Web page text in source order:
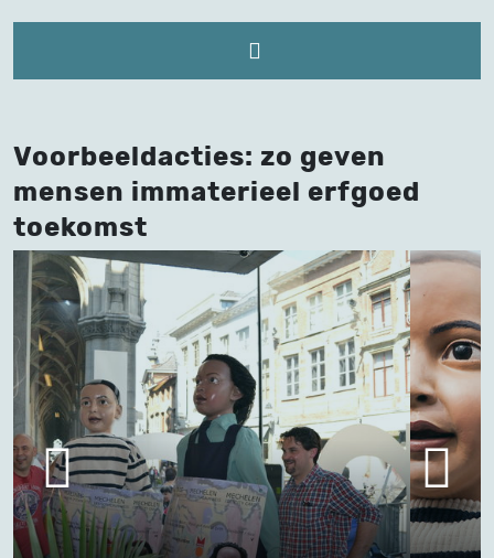
Voorbeeldacties: zo geven
mensen immaterieel erfgoed
toekomst